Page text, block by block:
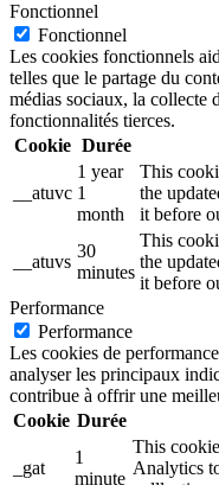
Fonctionnel
Fonctionnel
Les cookies fonctionnels
telles que le partage du
médias sociaux, la collecte
fonctionnalités tierces.
Cookie Durée
__atuvc
1 year
1
month
This
the
it before
__atuvs
30
minutes
This
the
it before
Performance
Performance
Les cookies de
analyser les principaux
contribue à offrir une
Cookie Durée
_gat
1
minute
This
Analytics